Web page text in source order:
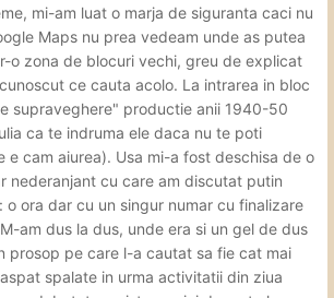
mi-am luat o marja de siguranta caci nu
Maps nu prea vedeam unde as putea
o zona de blocuri vechi, greu de explicat
ce cauta acolo. La intrarea in bloc
supraveghere" productie anii 1940-50
ca te indruma ele daca nu te poti
e cam aiurea). Usa mi-a fost deschisa de o
nederanjant cu care am discutat putin
ora dar cu un singur numar cu finalizare
am dus la dus, unde era si un gel de dus
prosop pe care l-a cautat sa fie cat mai
spalate in urma activitatii din ziua